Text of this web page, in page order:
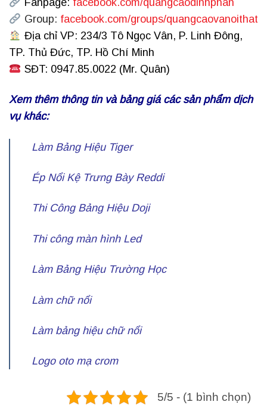
Group: facebook.com/groups/quangcaovanoithat
Địa chỉ VP: 234/3 Tô Ngọc Vân, P. Linh Đông,
TP. Thủ Đức, TP. Hồ Chí Minh
SĐT: 0947.85.0022 (Mr. Quân)
Xem thêm thông tin và bảng giá các sản phẩm dịch
vụ khác:
Làm Bảng Hiệu Tiger
Ép Nổi Kệ Trưng Bày Reddi
Thi Công Bảng Hiệu Doji
Thi công màn hình Led
Làm Bảng Hiệu Trường Học
Làm chữ nổi
Làm bảng hiệu chữ nổi
Logo oto mạ crom
5/5 - (1 bình chọn)